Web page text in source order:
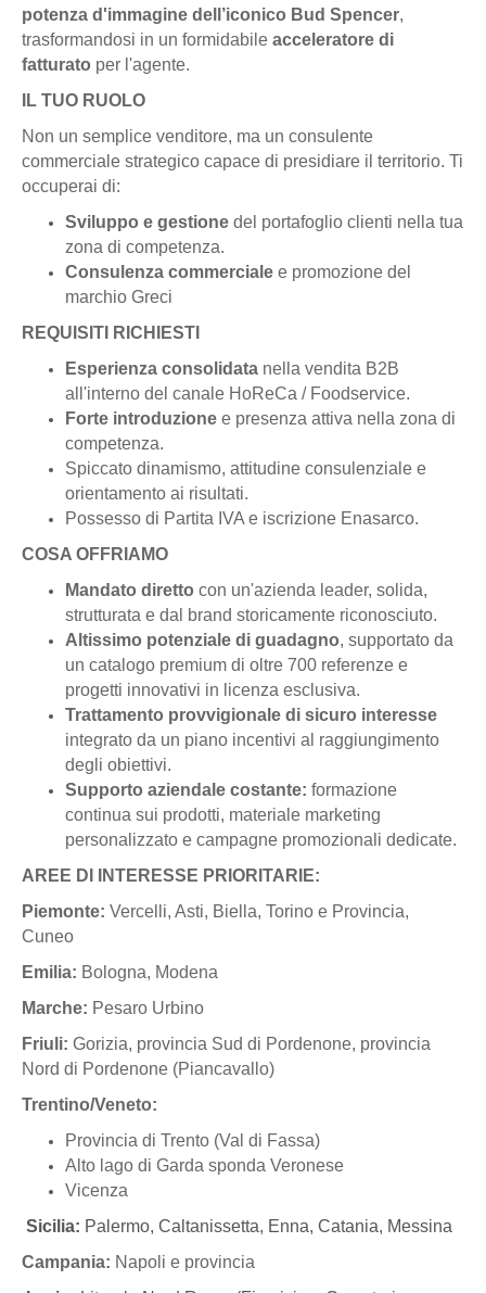
potenza d'immagine dell’iconico Bud Spencer,
trasformandosi in un formidabile acceleratore di
fatturato per l'agente.
IL TUO RUOLO
Non un semplice venditore, ma un consulente
commerciale strategico capace di presidiare il territorio. Ti
occuperai di:
Sviluppo e gestione del portafoglio clienti nella tua
zona di competenza.
Consulenza commerciale e promozione del
marchio Greci
REQUISITI RICHIESTI
Esperienza consolidata nella vendita B2B
all'interno del canale HoReCa / Foodservice.
Forte introduzione e presenza attiva nella zona di
competenza.
Spiccato dinamismo, attitudine consulenziale e
orientamento ai risultati.
Possesso di Partita IVA e iscrizione Enasarco.
COSA OFFRIAMO
Mandato diretto con un'azienda leader, solida,
strutturata e dal brand storicamente riconosciuto.
Altissimo potenziale di guadagno, supportato da
un catalogo premium di oltre 700 referenze e
progetti innovativi in licenza esclusiva.
Trattamento provvigionale di sicuro interesse
integrato da un piano incentivi al raggiungimento
degli obiettivi.
Supporto aziendale costante: formazione
continua sui prodotti, materiale marketing
personalizzato e campagne promozionali dedicate.
AREE DI INTERESSE PRIORITARIE:
Piemonte: Vercelli, Asti, Biella, Torino e Provincia,
Cuneo
Emilia: Bologna, Modena
Marche: Pesaro Urbino
Friuli: Gorizia, provincia Sud di Pordenone, provincia
Nord di Pordenone (Piancavallo)
Trentino/Veneto:
Provincia di Trento (Val di Fassa)
Alto lago di Garda sponda Veronese
Vicenza
Sicilia: Palermo, Caltanissetta, Enna, Catania, Messina
Campania: Napoli e provincia